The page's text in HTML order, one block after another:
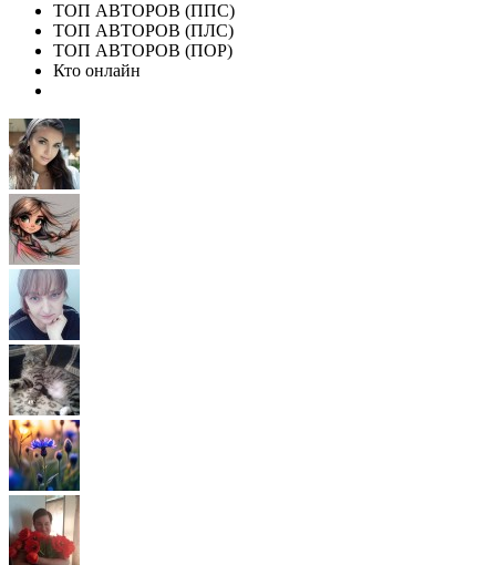
ТОП АВТОРОВ (ППС)
ТОП АВТОРОВ (ПЛС)
ТОП АВТОРОВ (ПОР)
Кто онлайн